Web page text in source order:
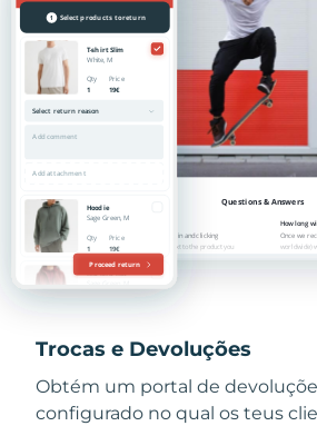
Trocas e Devoluções
Obtém um portal de
configurado no qual os teus